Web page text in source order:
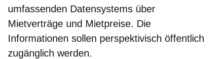
umfassenden Datensystems über
Mietverträge und Mietpreise. Die
Informationen sollen perspektivisch öffentlich
zugänglich werden.